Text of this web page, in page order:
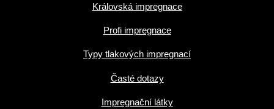
Královská impregnace
Profi impregnace
Typy tlakových impregnací
Časté dotazy
Impregnační látky